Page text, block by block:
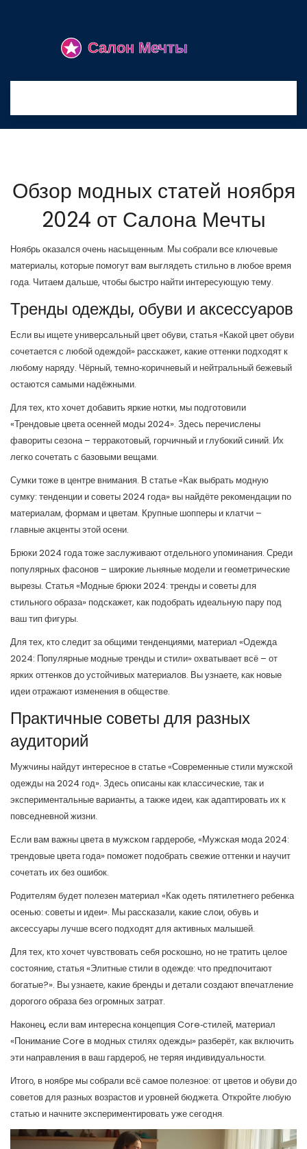
Обзор модных статей ноября
2024 от Салона Мечты
Ноябрь оказался очень насыщенным. Мы собрали все ключевые
материалы, которые помогут вам выглядеть стильно в любое время
года. Читаем дальше, чтобы быстро найти интересующую тему.
Тренды одежды, обуви и аксессуаров
Если вы ищете универсальный цвет обуви, статья «Какой цвет обуви
сочетается с любой одеждой» расскажет, какие оттенки подходят к
любому наряду. Чёрный, темно‑коричневый и нейтральный бежевый
остаются самыми надёжными.
Для тех, кто хочет добавить яркие нотки, мы подготовили
«Трендовые цвета осенней моды 2024». Здесь перечислены
фавориты сезона – терракотовый, горчичный и глубокий синий. Их
легко сочетать с базовыми вещами.
Сумки тоже в центре внимания. В статье «Как выбрать модную
сумку: тенденции и советы 2024 года» вы найдёте рекомендации по
материалам, формам и цветам. Крупные шопперы и клатчи –
главные акценты этой осени.
Брюки 2024 года тоже заслуживают отдельного упоминания. Среди
популярных фасонов – широкие льняные модели и геометрические
вырезы. Статья «Модные брюки 2024: тренды и советы для
стильного образа» подскажет, как подобрать идеальную пару под
ваш тип фигуры.
Для тех, кто следит за общими тенденциями, материал «Одежда
2024: Популярные модные тренды и стили» охватывает всё – от
ярких оттенков до устойчивых материалов. Вы узнаете, как новые
идеи отражают изменения в обществе.
Практичные советы для разных
аудиторий
Мужчины найдут интересное в статье «Современные стили мужской
одежды на 2024 год». Здесь описаны как классические, так и
экспериментальные варианты, а также идеи, как адаптировать их к
повседневной жизни.
Если вам важны цвета в мужском гардеробе, «Мужская мода 2024:
трендовые цвета года» поможет подобрать свежие оттенки и научит
сочетать их без ошибок.
Родителям будет полезен материал «Как одеть пятилетнего ребенка
осенью: советы и идеи». Мы рассказали, какие слои, обувь и
аксессуары лучше всего подходят для активных малышей.
Для тех, кто хочет чувствовать себя роскошно, но не тратить целое
состояние, статья «Элитные стили в одежде: что предпочитают
богатые?». Вы узнаете, какие бренды и детали создают впечатление
дорогого образа без огромных затрат.
Наконец, если вам интересна концепция Core‑стилей, материал
«Понимание Core в модных стилях одежды» разберёт, как включить
эти направления в ваш гардероб, не теряя индивидуальности.
Итого, в ноябре мы собрали всё самое полезное: от цветов и обуви до
советов для разных возрастов и уровней бюджета. Откройте любую
статью и начните экспериментировать уже сегодня.